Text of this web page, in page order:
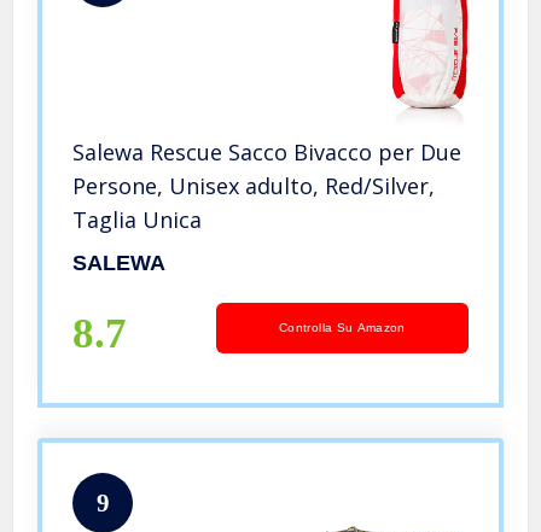
Salewa Rescue Sacco Bivacco per Due
Persone, Unisex adulto, Red/Silver,
Taglia Unica
SALEWA
8.7 Controlla Su Amazon
9